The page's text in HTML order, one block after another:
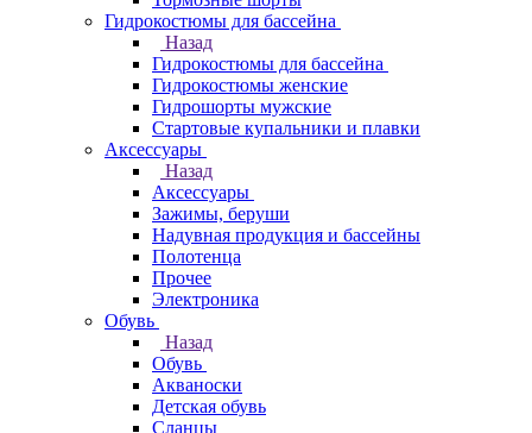
Гидрокостюмы для бассейна
Назад
Гидрокостюмы для бассейна
Гидрокостюмы женские
Гидрошорты мужские
Стартовые купальники и плавки
Аксессуары
Назад
Аксессуары
Зажимы, беруши
Надувная продукция и бассейны
Полотенца
Прочее
Электроника
Обувь
Назад
Обувь
Акваноски
Детская обувь
Сланцы